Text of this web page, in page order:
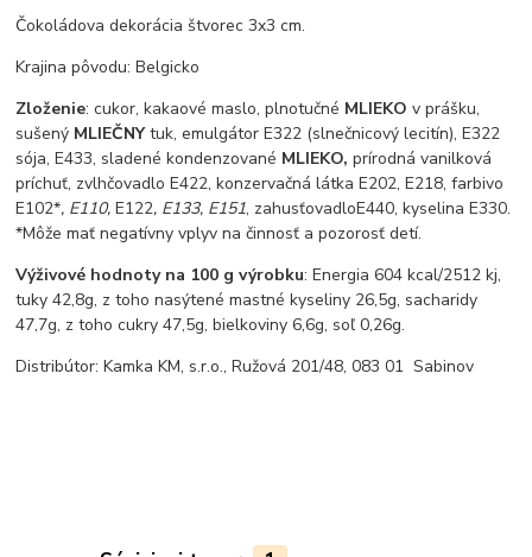
Čokoládova dekorácia štvorec 3x3 cm.
Krajina pôvodu: Belgicko
Zloženie: cukor, kakaové maslo, plnotučné MLIEKO v prášku,
sušený MLIEČNYtuk, emulgátor E322 (slnečnicový lecitín), E322
sója, E433, sladené kondenzované MLIEKO, prírodná vanilková
príchuť, zvlhčovadlo E422, konzervačná látka E202, E218, farbivo
E102*, E110, E122, E133, E151, zahusťovadloE440, kyselina E330.
*Môže mať negatívny vplyv na činnosť a pozorosť detí.
Výživové hodnoty na 100 g výrobku: Energia 604 kcal/2512 kj,
tuky 42,8g, z toho nasýtené mastné kyseliny 26,5g, sacharidy
47,7g, z toho cukry 47,5g, bielkoviny 6,6g, soľ 0,26g.
Distribútor: Kamka KM, s.r.o., Ružová 201/48, 083 01 Sabinov